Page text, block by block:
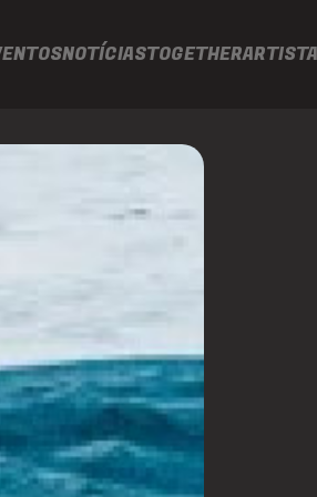
NOTÍCIASTOGETHER